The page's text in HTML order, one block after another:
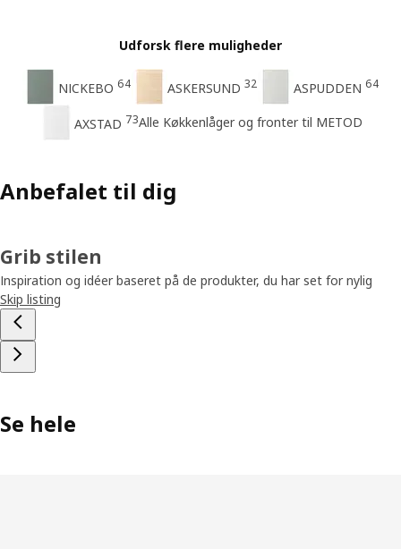
Udforsk flere muligheder
NICKEBO 64 ASKERSUND 32 ASPUDDEN 64
AXSTAD 73Alle Køkkenlåger og fronter til METOD
Anbefalet til dig
Grib stilen
Inspiration og idéer baseret på de produkter, du har set for nylig
Skip listing
Se hele